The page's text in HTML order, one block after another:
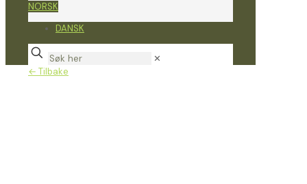
NORSK
DANSK
✕
← Tilbake